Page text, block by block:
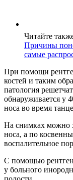
Читайте
Причины
самые
При помощи
костей и таким
патология
обнаруживается у
носа во время
На снимках можно
носа, а по
воспалительное
С помощью
у больного